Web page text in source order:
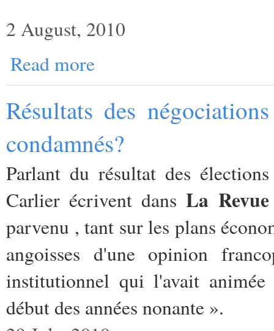
2 August, 2010
Read more
Résultats des
condamnés?
Parlant du résultat des
Carlier écrivent dansLa
parvenu , tant sur les plans
angoisses d'une opinion
institutionnel qui l'avait
début des années nonante ».